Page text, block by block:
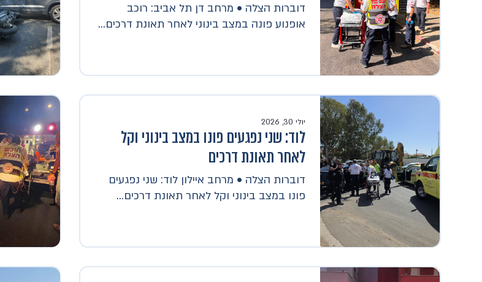
דוברות הצלה • מרחב דן תל אביב: רוכב
אופנוע פונה במצב בינוני לאחר תאונת דרכים...
יולי 30, 2026
לוד: שני נפגעים פונו במצב בינוני וקל
לאחר תאונת דרכים
דוברות הצלה • מרחב איילון לוד: שני נפגעים
פונו במצב בינוני וקל לאחר תאונת דרכים...